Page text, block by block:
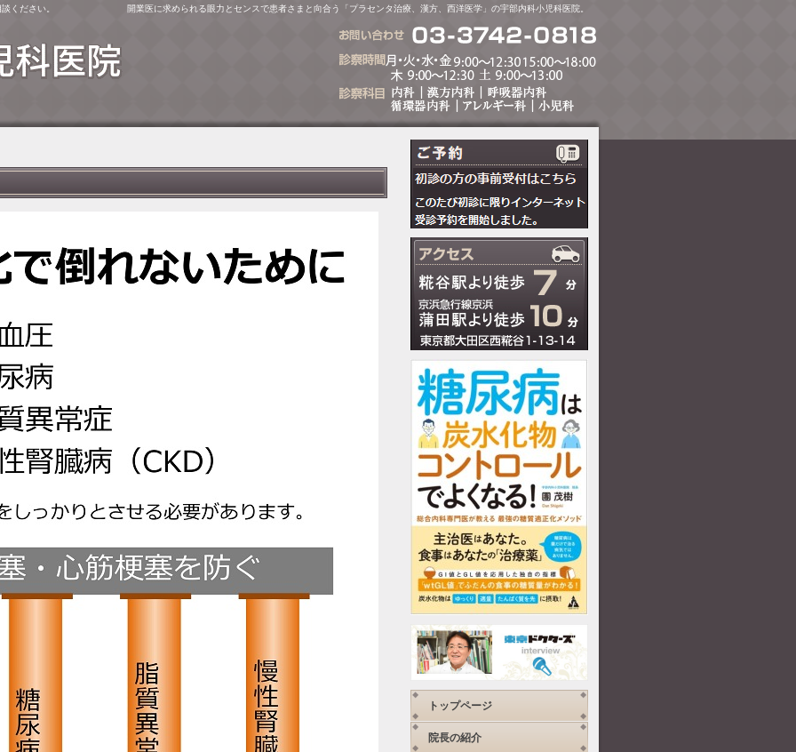
開業医に求められる眼力とセンスで患者さまと向合う「プラセンタ治療、漢方、西洋医学」の宇部内科小児科医院。
ください。
トップページ
院長の紹介